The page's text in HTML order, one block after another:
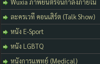
ละครเวที คอนเสิร์ต (Talk Show)
หนัง E-Sport
หนัง LGBTQ
หนังการแพทย์ (Medical)